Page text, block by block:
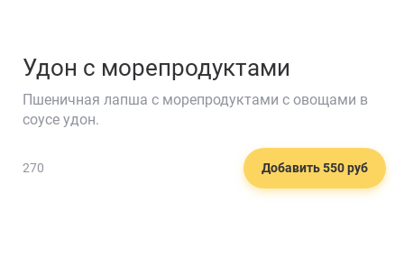
Удон с морепродуктами
Пшеничная лапша с морепродуктами с овощами в
соусе удон.
270 Добавить 550 руб